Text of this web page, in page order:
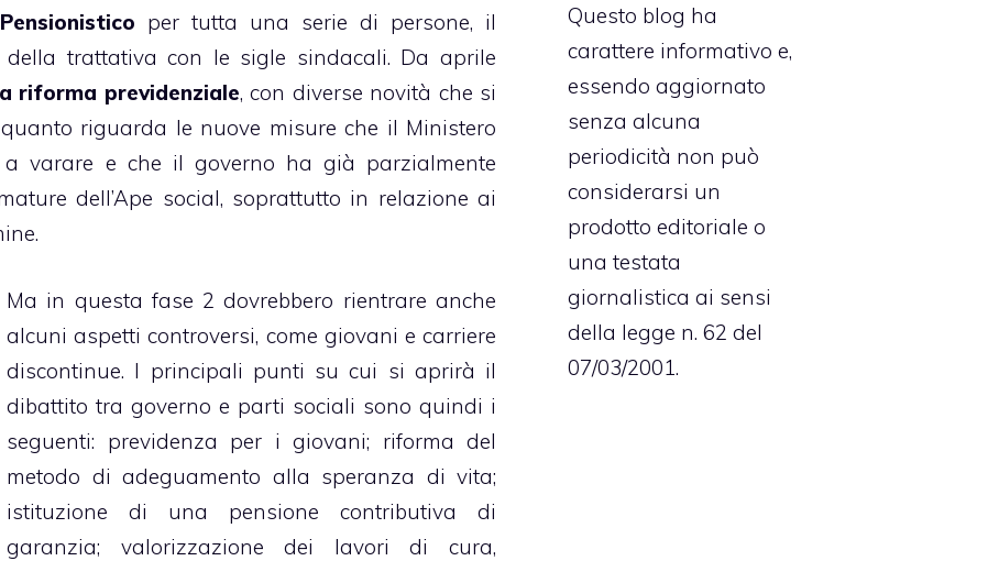
per tutta una serie di persone, il
trattativa con le sigle sindacali. Da aprile
riforma previdenziale, con diverse novità che si
riguarda le nuove misure che il Ministero
varare e che il governo ha già parzialmente
dell’Ape social, soprattutto in relazione ai
Ma in questa fase 2 dovrebbero rientrare anche
alcuni aspetti controversi, come giovani e carriere
discontinue. I principali punti su cui si aprirà il
dibattito tra governo e parti sociali sono quindi i
seguenti: previdenza per i giovani; riforma del
metodo di adeguamento alla speranza di vita;
istituzione di una pensione contributiva di
garanzia; valorizzazione dei lavori di cura,
Questo blog ha
carattere informativo e,
essendo aggiornato
senza alcuna
periodicità non può
considerarsi un
prodotto editoriale o
una testata
giornalistica ai sensi
della legge n. 62 del
07/03/2001.